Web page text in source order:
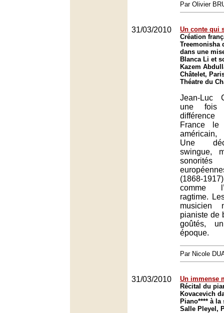
Par Olivier
31/03/2010
Un conte qui
Création
Treemonisha
dans une
Blanca Li et
Kazem
Châtelet,
Théatre du
Jean-Luc
une
France le
Une
swingue,
(1868-
comme
ragtime.
musicien
pianiste de
goûtés,
époque.
Par Nicole
31/03/2010
Un immense
Récital du
Kovacevich
Piano**** à
Salle Pleyel,